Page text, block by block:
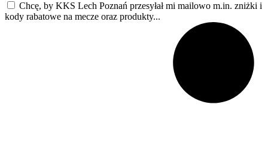
Chcę, by KKS Lech Poznań przesyłał mi mailowo m.in. zniżki i
kody rabatowe na mecze oraz produkty...